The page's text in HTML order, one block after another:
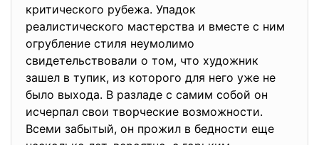
критического рубежа. Упадок
реалистического мастерства и вместе с ним
огрубление стиля неумолимо
свидетельствовали о том, что художник
зашел в тупик, из которого для него уже не
было выхода. В разладе с самим собой он
исчерпал свои творческие возможности.
Всеми забытый, он прожил в бедности еще